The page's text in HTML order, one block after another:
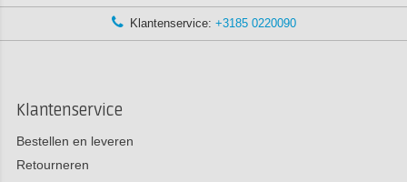
Klantenservice: +3185 0220090
Klantenservice
Bestellen en leveren
Retourneren